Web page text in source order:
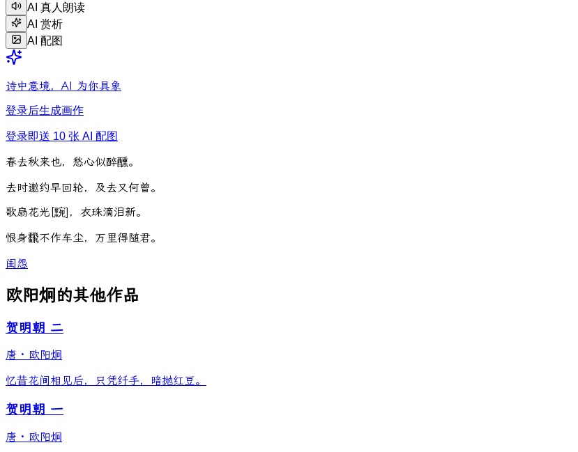
AI 真人朗读
AI 赏析
AI 配图
诗中意境，AI 为你具象
登录后生成画作
登录即送 10 张 AI 配图
春去秋来也， 愁心似醉醺。
去时邀约早回轮， 及去又何曾。
歌扇花光 [黦] ， 衣珠滴泪新。
恨身飜不作车尘， 万 里得随君。
闺怨
欧阳炯的其他作品
贺明朝 二
唐 · 欧阳炯
忆昔花间相见后，只凭纤手，暗抛红豆。
贺明朝 一
唐 · 欧阳炯